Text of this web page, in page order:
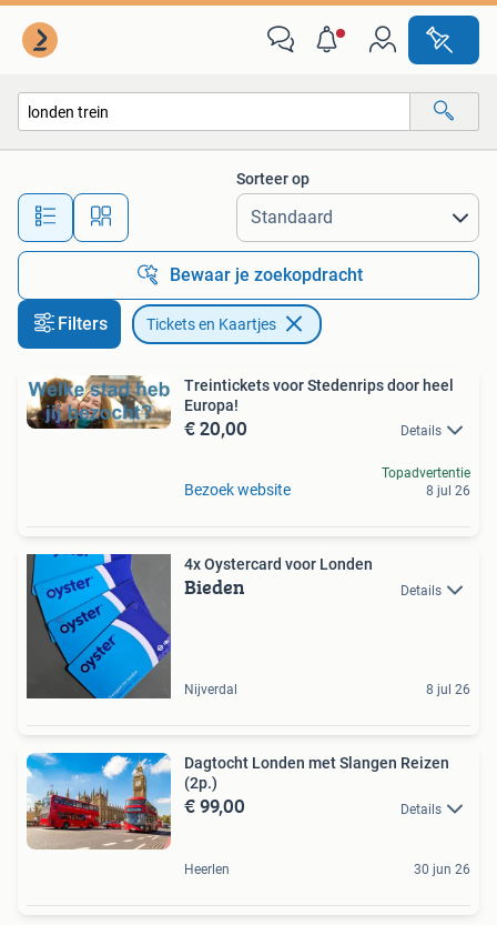
Alle afstanden…
Sorteer op
Bewaar je zoekopdracht
Filters Tickets en Kaartjes
Treintickets voor Stedenrips door heel
Europa!
€ 20,00 Details
Bezoek website
Topadvertentie
8 jul 26
4x Oystercard voor Londen
Bieden Details
Nijverdal 8 jul 26
Dagtocht Londen met Slangen Reizen
(2p.)
€ 99,00 Details
Heerlen 30 jun 26